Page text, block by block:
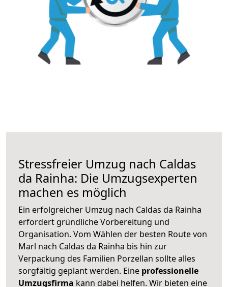
Stressfreier Umzug nach Caldas
da Rainha: Die Umzugsexperten
machen es möglich
Ein erfolgreicher Umzug nach Caldas da Rainha
erfordert gründliche Vorbereitung und
Organisation. Vom Wählen der besten Route von
Marl nach Caldas da Rainha bis hin zur
Verpackung des Familien Porzellan sollte alles
sorgfältig geplant werden. Eine professionelle
Umzugsfirma kann dabei helfen. Wir bieten eine